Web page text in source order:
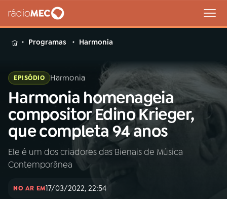
MENU
Buscar
na
Rádio
MEC
Buscar
Início AO VIVO
INÍCIO
Programas Harmonia
EPISÓDIO Harmonia
Harmonia homenageia
compositor Edino Krieger,
que completa 94 anos
Ele é um dos criadores das Bienais de Música
Contemporânea
NO AR EM17/03/2022, 22:54